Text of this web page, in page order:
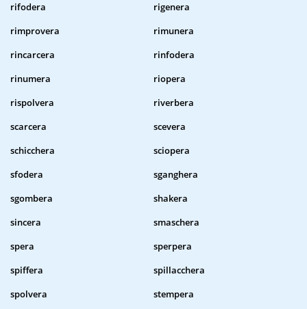
rifodera
rigenera
rimprovera
rimunera
rincarcera
rinfodera
rinumera
riopera
rispolvera
riverbera
scarcera
scevera
schicchera
sciopera
sfodera
sganghera
sgombera
shakera
sincera
smaschera
spera
sperpera
spiffera
spillacchera
spolvera
stempera